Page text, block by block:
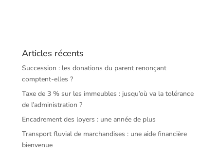
Articles récents
Succession : les donations du parent renonçant
comptent-elles ?
Taxe de 3 % sur les immeubles : jusqu’où va la tolérance
de l’administration ?
Encadrement des loyers : une année de plus
Transport fluvial de marchandises : une aide financière
bienvenue